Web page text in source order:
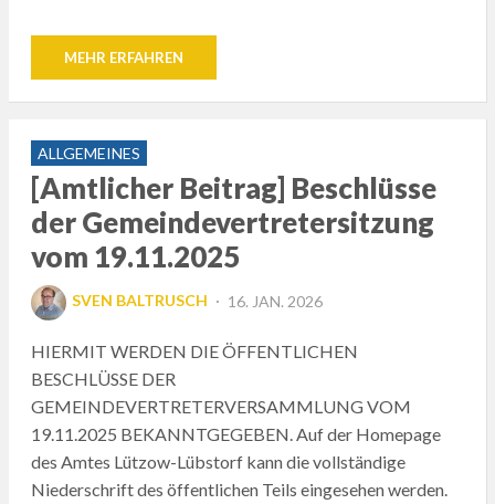
MEHR ERFAHREN
ALLGEMEINES
[Amtlicher Beitrag] Beschlüsse
der Gemeindevertretersitzung
vom 19.11.2025
SVEN BALTRUSCH
POSTED
16. JAN. 2026
HIERMIT WERDEN DIE ÖFFENTLICHEN
BESCHLÜSSE DER
GEMEINDEVERTRETERVERSAMMLUNG VOM
19.11.2025 BEKANNTGEGEBEN. Auf der Homepage
des Amtes Lützow-Lübstorf kann die vollständige
Niederschrift des öffentlichen Teils eingesehen werden.